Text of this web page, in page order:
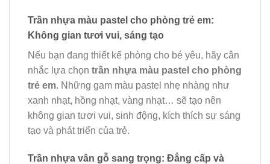
Trần nhựa màu pastel cho phòng trẻ em:
Không gian tươi vui, sáng tạo
Nếu bạn đang thiết kế phòng cho bé yêu, hãy cân
nhắc lựa chọn trần nhựa màu pastel cho phòng
trẻ em. Những gam màu pastel nhẹ nhàng như
xanh nhạt, hồng nhạt, vàng nhạt… sẽ tạo nên
không gian tươi vui, sinh động, kích thích sự sáng
tạo và phát triển của trẻ.
Trần nhựa vân gỗ sang trọng: Đẳng cấp và